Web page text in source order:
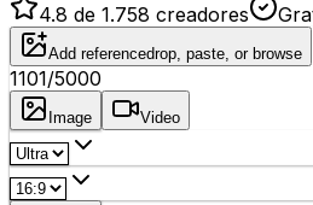
4.8 de 1.758 creadores
Add referencedrop, paste, or browse
1101/5000
Image Video